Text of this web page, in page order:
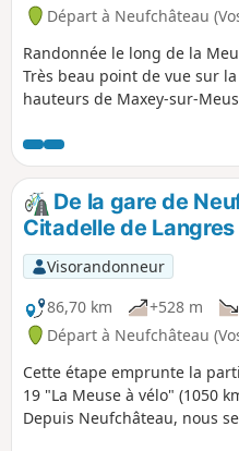
Départ à Neufchâteau
Randonnée le long de la
Très beau point de vue sur
hauteurs de Maxey-sur-
De la gare de
Citadelle de
Visorandonneur
86,70 km
+528 m
Départ à Neufchâteau
Cette étape emprunte la
19 "La Meuse à vélo" (1050
Depuis Neufchâteau, nous